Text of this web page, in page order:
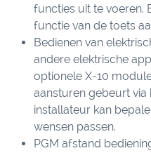
functies uit te voeren.
functie van de toets
Bedienen van
andere elektrische
optionele X-10
aansturen gebeurt
installateur kan
wensen passen.
PGM afstand